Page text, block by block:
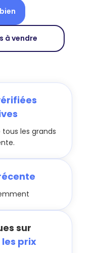
à vendre
les grands
sur
prix